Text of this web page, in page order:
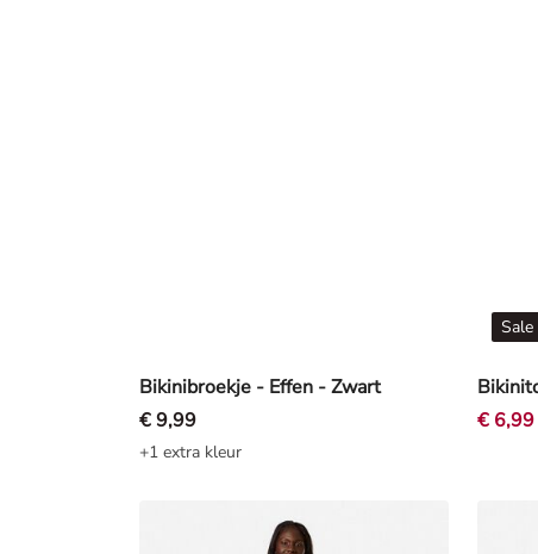
Bikinibroekje - Effen - Zwart
€ 9,99
+1 extra kleur
Sale
€ 6,99